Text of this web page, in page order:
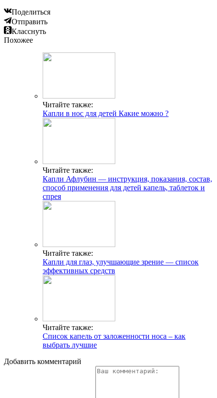
Поделиться
Отправить
Класснуть
Похожее
Читайте также:
Капли в нос для детей Какие можно ?
Читайте также:
Капли Афлубин — инструкция, показания, состав,
способ применения для детей капель, таблеток и
спрея
Читайте также:
Капли для глаз, улучшающие зрение — список
эффективных средств
Читайте также:
Список капель от заложенности носа – как
выбрать лучшие
Добавить комментарий